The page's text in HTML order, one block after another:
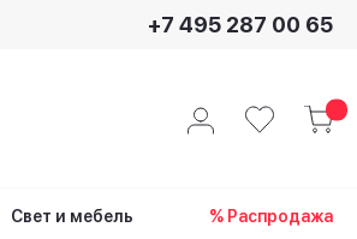
+7 495 287 00 65
Свет и мебель % Распродажа